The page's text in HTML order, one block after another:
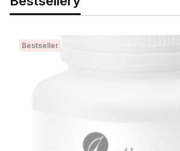
Bestseller